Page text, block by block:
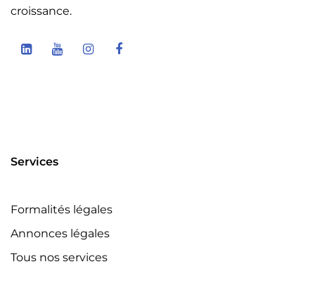
croissance.
Services
Formalités légales
Annonces légales
Tous nos services